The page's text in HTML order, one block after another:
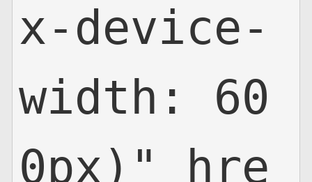
x-device-
width: 60
0px)" hre